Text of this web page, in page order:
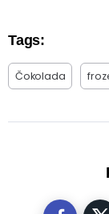
Tags:
Čokolada